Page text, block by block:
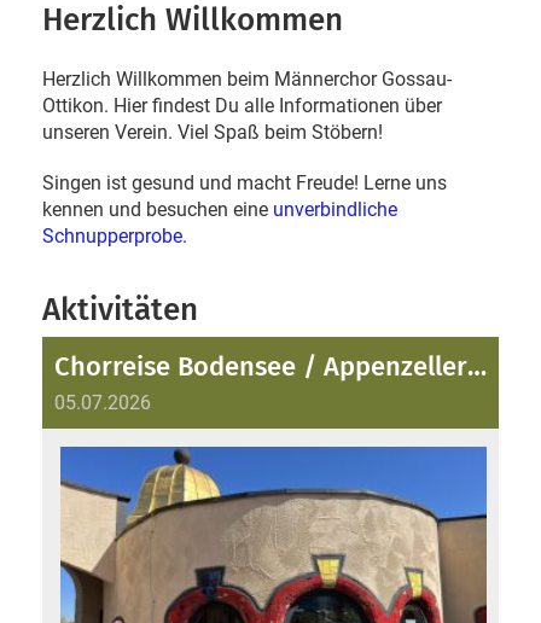
Herzlich Willkommen
Herzlich Willkommen beim Männerchor Gossau-
Ottikon. Hier findest Du alle Informationen über
unseren Verein. Viel Spaß beim Stöbern!
Singen ist gesund und macht Freude! Lerne uns
kennen und besuchen eine unverbindliche
Schnupperprobe.
Aktivitäten
Chorreise Bodensee / Appenzellerland
05.07.2026